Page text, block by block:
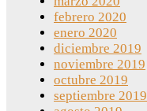
febrero 2020
enero 2020
diciembre 2019
noviembre 2019
octubre 2019
septiembre 2019